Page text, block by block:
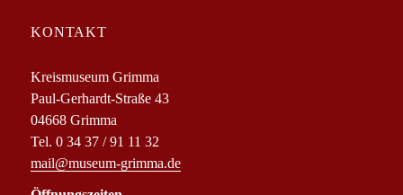
KONTAKT
Kreismuseum Grimma
Paul-Gerhardt-Straße 43
04668 Grimma
Tel. 0 34 37 / 91 11 32
mail@museum-grimma.de